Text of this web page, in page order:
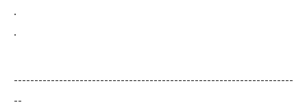
.
.
--------------------------------------------------------------------
--